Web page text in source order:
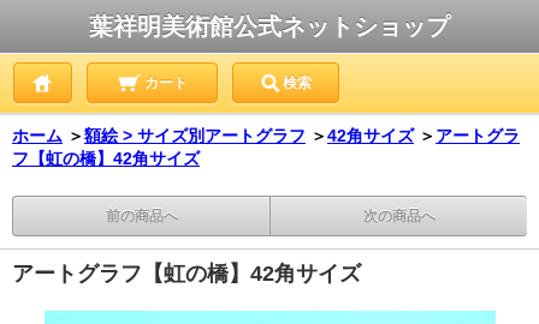
葉祥明美術館公式ネットショップ
カート 検索
ホーム ＞額絵 > サイズ別アートグラフ ＞42角サイズ ＞ アートグラ
フ【虹の橋】42角サイズ
前の商品へ 次の商品へ
アートグラフ【虹の橋】42角サイズ